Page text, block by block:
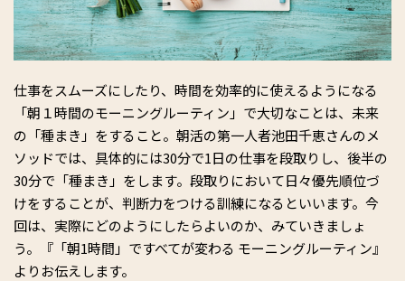
仕事をスムーズにしたり、時間を効率的に使えるようになる
「朝１時間のモーニングルーティン」で大切なことは、未来
の「種まき」をすること。朝活の第一人者池田千恵さんのメ
ソッドでは、具体的には30分で1日の仕事を段取りし、後半の
30分で「種まき」をします。段取りにおいて日々優先順位づ
けをすることが、判断力をつける訓練になるといいます。今
回は、実際にどのようにしたらよいのか、みていきましょ
う。『「朝1時間」ですべてが変わる モーニングルーティン』
よりお伝えします。